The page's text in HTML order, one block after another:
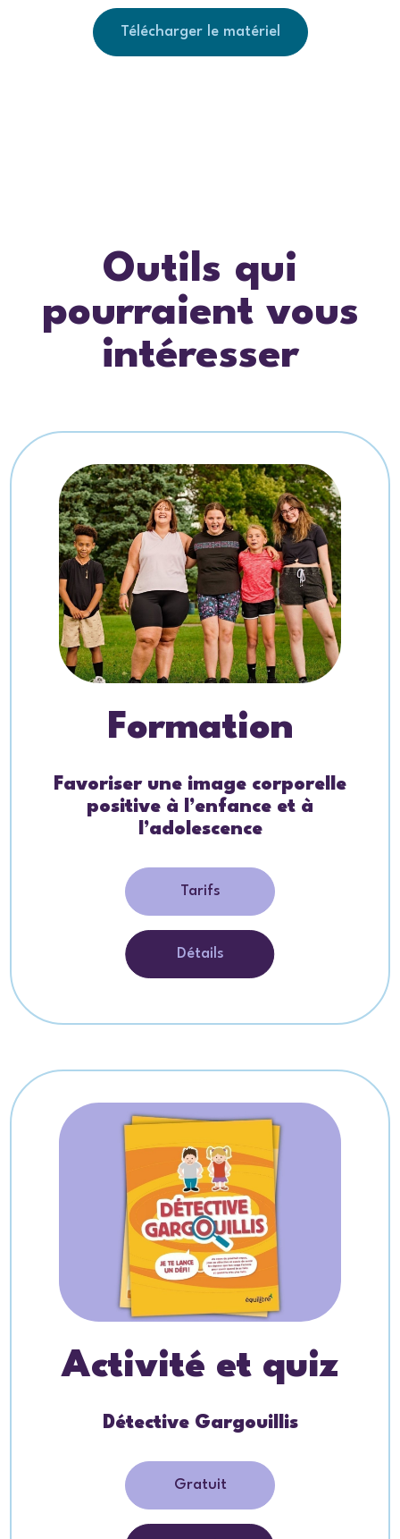
Télécharger le matériel
Outils qui
pourraient vous
intéresser
Formation
Favoriser une image corporelle
positive à l’enfance et à
l’adolescence
Tarifs
Détails
Activité et quiz
Détective Gargouillis
Gratuit